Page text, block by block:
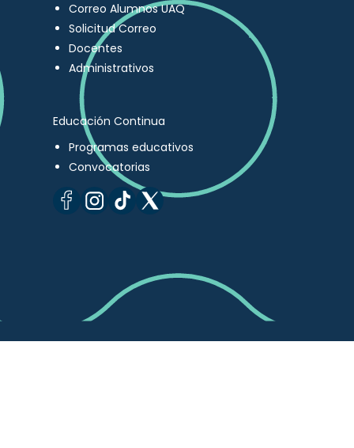
Correo Alumnos UAQ
Solicitud Correo
Docentes
Administrativos
Educación Continua
Programas educativos
Convocatorias